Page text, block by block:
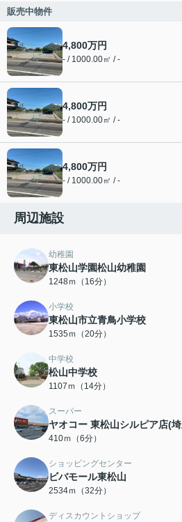
販売中物件
4,800万円
- / 1000.00㎡ / -
4,800万円
- / 1000.00㎡ / -
4,800万円
- / 1000.00㎡ / -
周辺施設
幼稚園
東松山学園松山幼稚園
1248ｍ（16分）
小学校
東松山市立青鳥小学校
1535ｍ（20分）
中学校
松山中学校
1107ｍ（14分）
スーパー
ヤオコー 東松山シルピア店(
410ｍ（6分）
ショッピングセンター
ビバモール東松山
2534ｍ（32分）
ディスカウントショップ